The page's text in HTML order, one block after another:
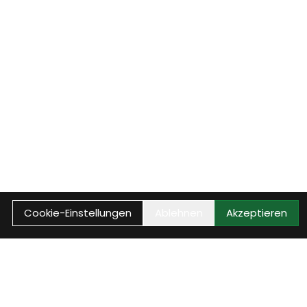
Cookie-Einstellungen Akzeptieren